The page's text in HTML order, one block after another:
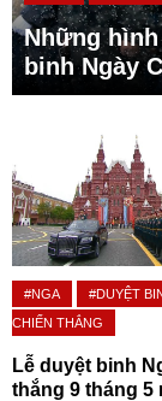
Những
binh Ngày
#NGA #DUYỆT
CHIẾN THẮNG
Lễ duyệt binh
thắng 9 tháng 5